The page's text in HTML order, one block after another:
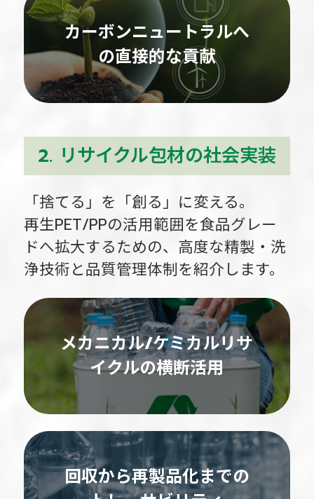
カーボンニュートラルへ
の直接的な貢献
2. リサイクル包材の社会実装
「捨てる」を「創る」に変える。
再生PET/PPの活用範囲を食品グレー
ドへ拡大するための、 高度な精製・洗
浄技術と品質管理体制を紹介します。
メカニカル/ケミカルリサ
イクルの横断活用
回収から再製品化までの